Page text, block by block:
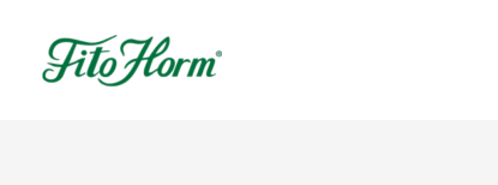
tartalomhoz